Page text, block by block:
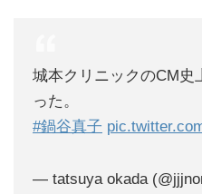
城本クリニックのCM史
った。
#鍋谷真子
— tatsuya okada